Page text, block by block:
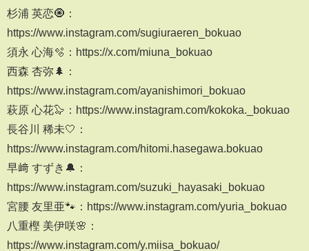
杉浦 英恋🧿：
https://www.instagram.com/sugiuraeren_bokuao
須永 心海🫧：https://x.com/miuna_bokuao
西森 杏弥🌲：
https://www.instagram.com/ayanishimori_bokuao
萩原 心花🦭：https://www.instagram.com/kokoka._bokuao
長谷川 稀未🤍：
https://www.instagram.com/hitomi.hasegawa.bokuao
早﨑 すずき🔔：
https://www.instagram.com/suzuki_hayasaki_bokuao
宮腰 友里亜🐾：https://www.instagram.com/yuria_bokuao
八重樫 美伊咲🌸：
https://www.instagram.com/y.miisa_bokuao/